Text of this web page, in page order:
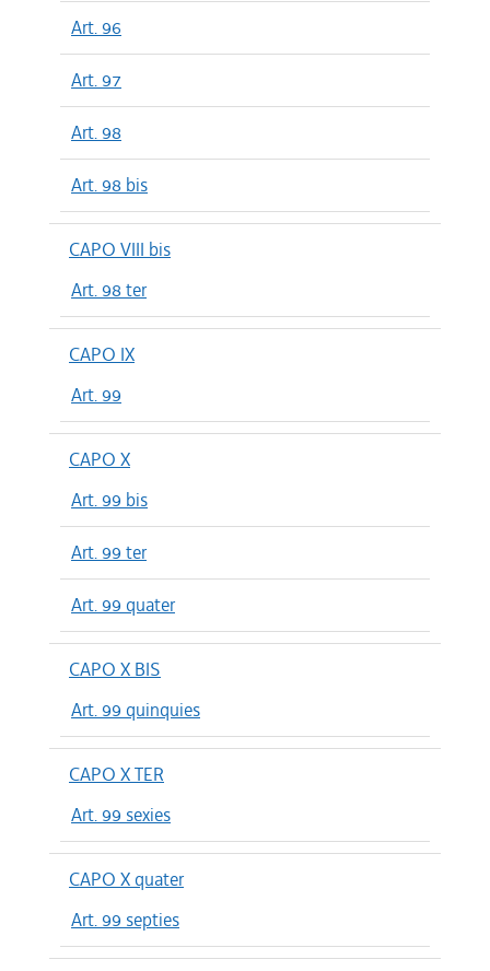
Art. 96
Art. 97
Art. 98
Art. 98 bis
CAPO VIII bis
Art. 98 ter
CAPO IX
Art. 99
CAPO X
Art. 99 bis
Art. 99 ter
Art. 99 quater
CAPO X BIS
Art. 99 quinquies
CAPO X TER
Art. 99 sexies
CAPO X quater
Art. 99 septies